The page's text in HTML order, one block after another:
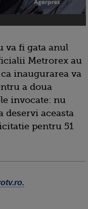
va fi gata anul
Metrorex au
inaugurarea va
a doua
invocate: nu
aceasta
pentru 51